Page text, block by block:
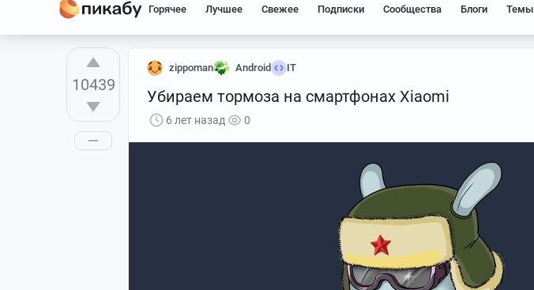
Горячее Лучшее Свежее Подписки Сообщества Блоги Темы
10439
zippoman Android IT
Убираем тормоза на смартфонах Xiaomi
6 лет назад 0